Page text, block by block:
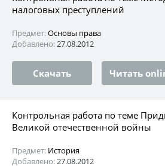
налоговых преступлений
Предмет:Основы права
Добавлено:27.08.2012
Скачать Читать
Контрольная работа по теме
Великой отечественной войны
Предмет: История
Добавлено:27.08.2012